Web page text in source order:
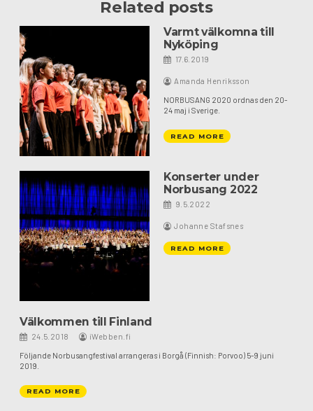
Related posts
Varmt välkomna till
Nyköping
17.6.2019
Amanda Henriksson
NORBUSANG 2020 ordnas den 20-
24 maj i Sverige.
READ MORE
Konserter under
Norbusang 2022
9.5.2022
Johanne Stafsnes
READ MORE
Välkommen till Finland
24.5.2018 iWebben.fi
Följande Norbusangfestival arrangeras i Borgå (Finnish: Porvoo) 5-9 juni
2019.
READ MORE